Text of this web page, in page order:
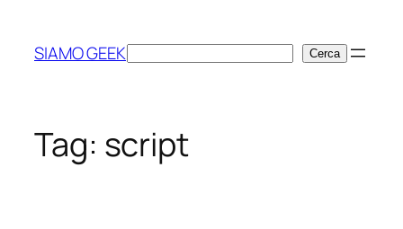
contenuto
SIAMO GEEKCerca Cerca
Tag: script